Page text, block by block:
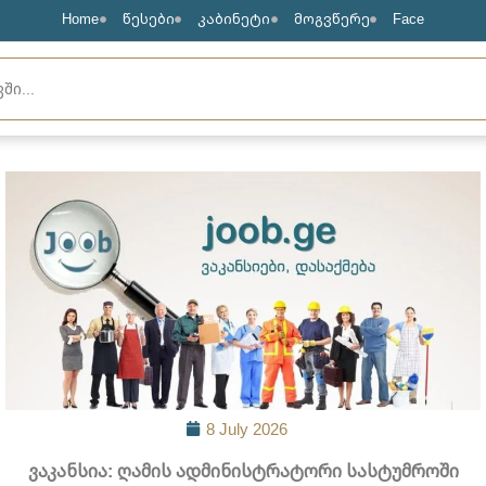
Home წესები კაბინეტი მოგვწერე Face
8 July 2026
ვაკანსია: ღამის ადმინისტრატორი სასტუმროში